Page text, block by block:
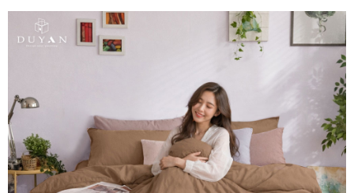
大哥付你分期
相關說明
【大哥付你分期使用說明】
2.付款方式選擇「大哥付你分期」，訂單成立後會自動跳轉到大哥付的交易
流程，驗證手機門號後，選擇欲分期的期數、繳款截止日，確認付款後即完
3.實際核准額度、可分期數及費用金額請依後續交易確認頁面所載為準。
4.訂單成立30分鐘內，如未前往確認交易或遇審核未通過，訂單將自動取
消。如遇「轉專審核」未通過狀況，表示未達大哥付你分期系統評分，恕無
法說明評估內容。
【繳款方式說明】
【關於「AFTEE先享後付」】
AFTEE先享後付是「在收到商品之後才付款」的支付方式。 讓您購物簡單
便利好安心！
１．簡單：不需註冊會員、不需綁卡、不需儲值。
２．便利：只要手機號碼，簡訊認證，即可結帳。
３．安心：先確認商品／服務後，再付款。
相關說明
「Hami Point」為中華電信所提供之點數服務，可於會員專區綁定中華電信
會員帳號後，即可在購物車使用 Hami Point 折抵消費金額 (1點等於1元)。
ATM付款